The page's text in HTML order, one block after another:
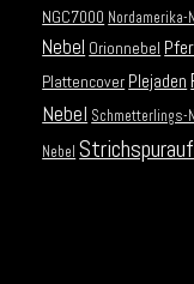
NGC7000 Nordamerika-
Nebel Orionnebel
Plattencover Plejaden
Nebel Schmetterlings-
Nebel